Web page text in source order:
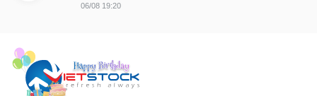
06/08 19:20